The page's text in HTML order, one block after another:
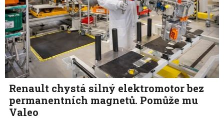
Renault chystá silný elektromotor bez
permanentních magnetů. Pomůže mu
Valeo